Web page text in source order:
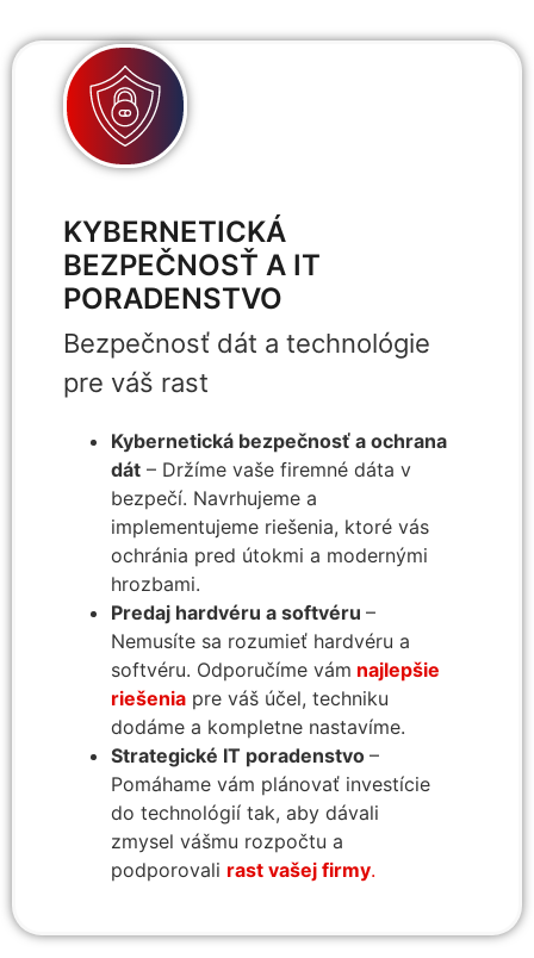
KYBERNETICKÁ
BEZPEČNOSŤ A IT
PORADENSTVO
Bezpečnosť dát a technológie
pre váš rast
Kybernetická bezpečnosť a ochrana
dát – Držíme vaše firemné dáta v
bezpečí. Navrhujeme a
implementujeme riešenia, ktoré vás
ochránia pred útokmi a modernými
hrozbami.
Predaj hardvéru a softvéru –
Nemusíte sa rozumieť hardvéru a
softvéru. Odporučíme vám najlepšie
riešenia pre váš účel, techniku
dodáme a kompletne nastavíme.
Strategické IT poradenstvo –
Pomáhame vám plánovať investície
do technológií tak, aby dávali
zmysel vášmu rozpočtu a
podporovali rast vašej firmy.